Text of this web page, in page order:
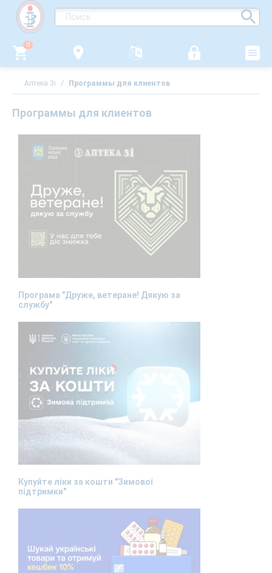
0
Аптека 3i / Программы для клиентов
Программы для клиентов
Програма "Друже, ветеране! Дякую за
службу"
Купуйте ліки за кошти "Зимової
підтримки"